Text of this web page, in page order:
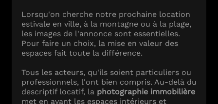
Lorsqu'on cherche notre prochaine location
estivale en ville, à la montagne ou à la plage,
les images de l'annonce sont essentielles.
Pour faire un choix, la mise en valeur des
espaces fait toute la différence.
Tous les acteurs, qu'ils soient particuliers ou
professionnels, l'ont bien compris. Au-delà du
descriptif locatif, la photographie immobilière
met en avant les espaces intérieurs et